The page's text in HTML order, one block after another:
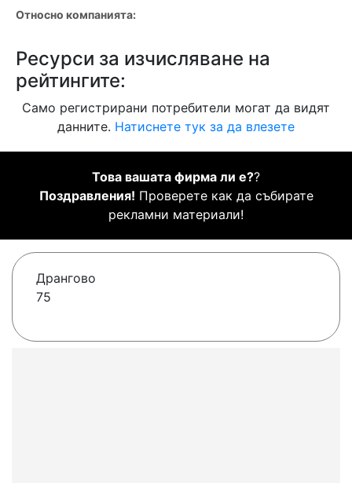
Относно компанията:
Ресурси за изчисляване на
рейтингите:
Само регистрирани потребители могат да видят
данните. Натиснете тук за да влезете
Това вашата фирма ли е??
Поздравления! Проверете как да събирате
рекламни материали!
Дрангово
75